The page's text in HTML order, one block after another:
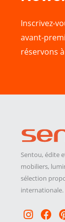
Inscrivez-
avant-
réservons
Sentou, édite
mobiliers,
sélection
internationale.